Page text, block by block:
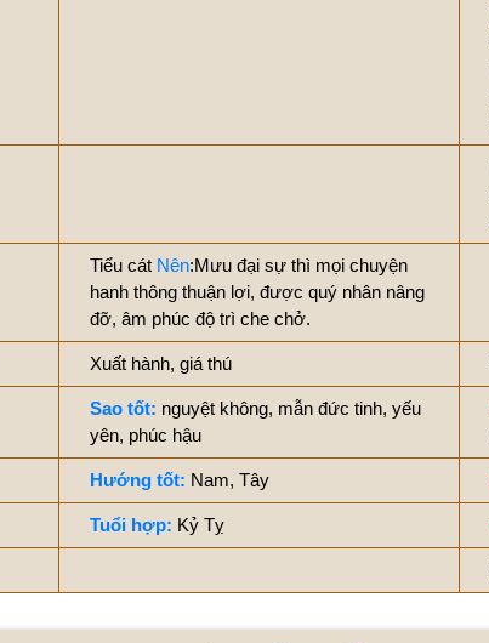
Tiểu cát Nên:Mưu đại sự thì mọi chuyện
hanh thông thuận lợi, được quý nhân nâng
đỡ, âm phúc độ trì che chở.
Xuất hành, giá thú
Sao tốt: nguyệt không, mẫn đức tinh, yếu
yên, phúc hậu
Hướng tốt: Nam, Tây
Tuổi hợp: Kỷ Tỵ